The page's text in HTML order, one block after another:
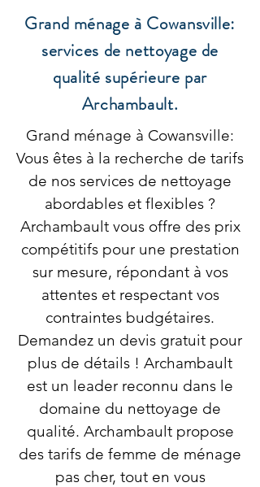
Grand ménage à Cowansville:
services de nettoyage de
qualité supérieure par
Archambault.
Grand ménage à Cowansville:
Vous êtes à la recherche de tarifs
de nos services de nettoyage
abordables et flexibles ?
Archambault vous offre des prix
compétitifs pour une prestation
sur mesure, répondant à vos
attentes et respectant vos
contraintes budgétaires.
Demandez un devis gratuit pour
plus de détails ! Archambault
est un leader reconnu dans le
domaine du nettoyage de
qualité. Archambault propose
des tarifs de femme de ménage
pas cher, tout en vous